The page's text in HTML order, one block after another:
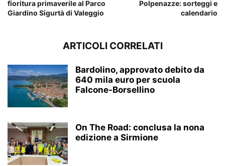
fioritura primaverile al Parco
Giardino Sigurtà di Valeggio
Polpenazze: sorteggi e
calendario
ARTICOLI CORRELATI
Bardolino, approvato debito da
640 mila euro per scuola
Falcone-Borsellino
On The Road: conclusa la nona
edizione a Sirmione